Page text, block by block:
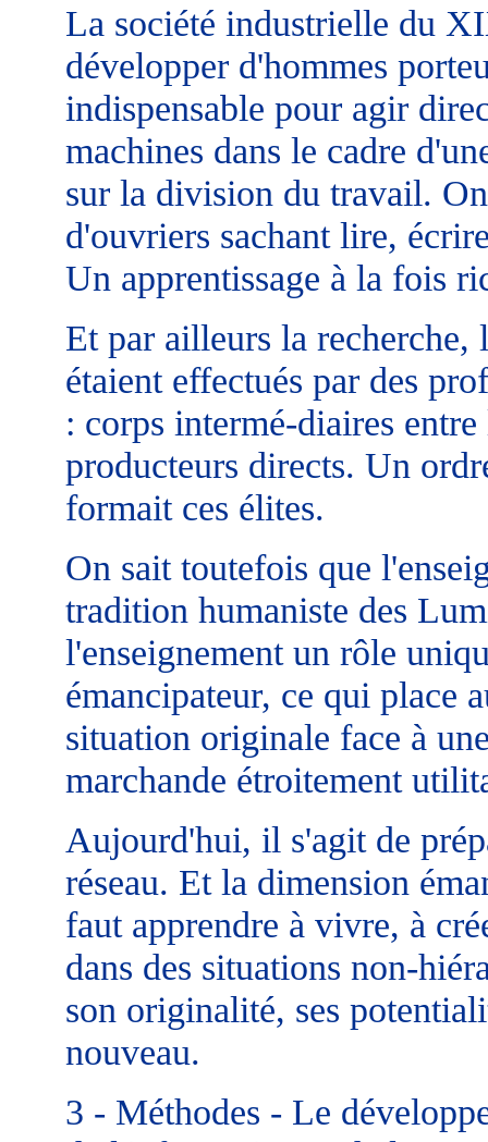
La société industrielle du
développer d'hommes
indispensable pour agir
machines dans le cadre
sur la division du travail.
d'ouvriers sachant lire,
Un apprentissage à la fois
Et par ailleurs la recherche,
étaient effectués par des
: corps intermé-diaires entre
producteurs directs. Un
formait ces élites.
On sait toutefois que
tradition humaniste des
l'enseignement un rôle
émancipateur, ce qui place
situation originale face à
marchande étroitement
Aujourd'hui, il s'agit de
réseau. Et la dimension
faut apprendre à vivre, à
dans des situations non-
son originalité, ses
nouveau.
3 - Méthodes - Le